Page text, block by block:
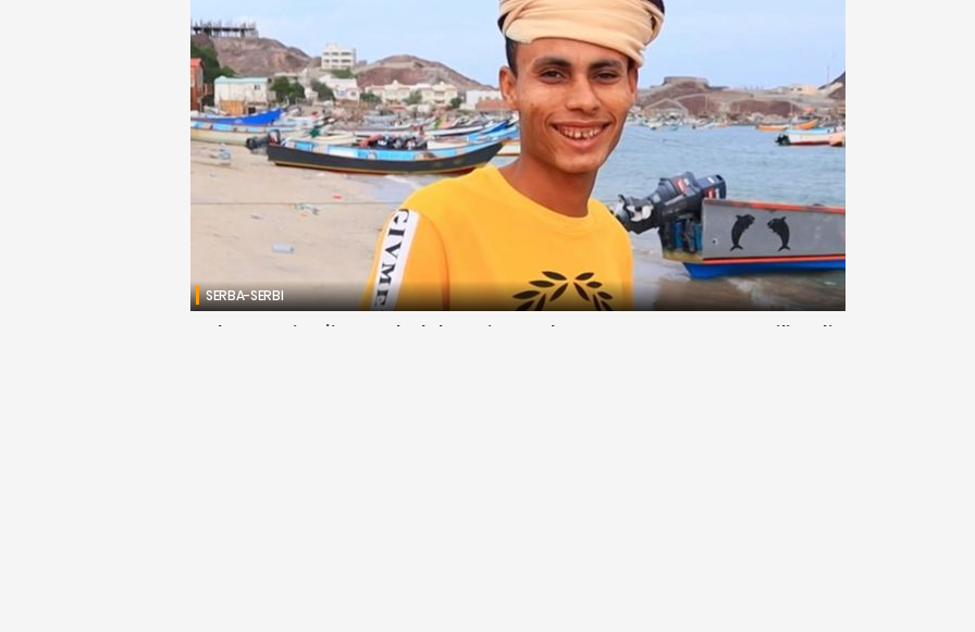
SERBA-SERBI
Nelayan Ini Tajir Mendadak Usai Temukan Harta Karun Rp20 Miliar di